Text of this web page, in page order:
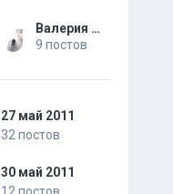
Валерия MeeLady
9 постов
27 май 2011
32 постов
30 май 2011